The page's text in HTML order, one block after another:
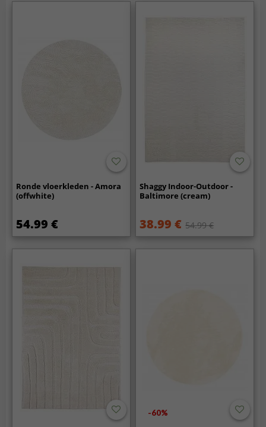
Ronde vloerkleden - Amora
(offwhite)
54.99 €
Shaggy Indoor-Outdoor -
Baltimore (cream)
38.99 € 54.99 €
-60%